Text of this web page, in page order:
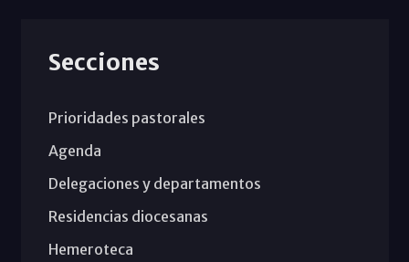
Secciones
Prioridades pastorales
Agenda
Delegaciones y departamentos
Residencias diocesanas
Hemeroteca